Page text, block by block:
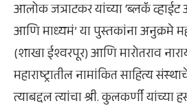
आलोक जत्राटकर यांच्या ‘ब्लकॅ व्हाईट
आणि माध्यमं’ या पुस्तकांना अनुक्रमे
(शाखा ईश्वरपूर) आणि मारोतराव
महाराष्ट्रातील नामांकित साहित्य
त्याबद्दल त्यांचा श्री. कुलकर्णी यांच्या